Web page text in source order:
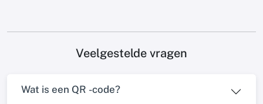
Veelgestelde vragen
Wat is een QR -code?